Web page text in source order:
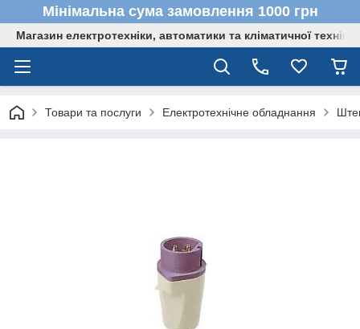
Мінімальна сума замовлення 1000 грн
Магазин електротехніки, автоматики та кліматичної техніки
Товари та послуги Електротехнічне обладнання